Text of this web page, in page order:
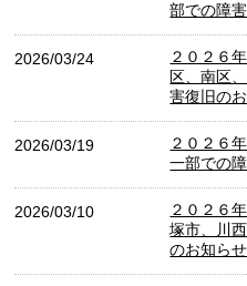
部での障
2026/03/24
２０２６
区、南区
害復旧の
2026/03/19
２０２６
一部での
2026/03/10
２０２６
塚市、川
のお知ら